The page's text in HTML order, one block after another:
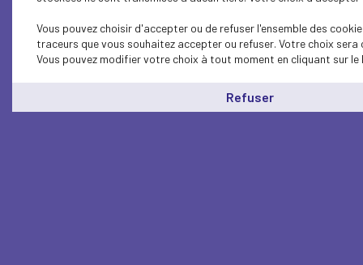
Vous pouvez choisir d'accepter ou de refuser l'ensemble des
traceurs que vous souhaitez accepter ou refuser. Votre choix
Vous pouvez modifier votre choix à tout moment en cliquant sur le
Refuser